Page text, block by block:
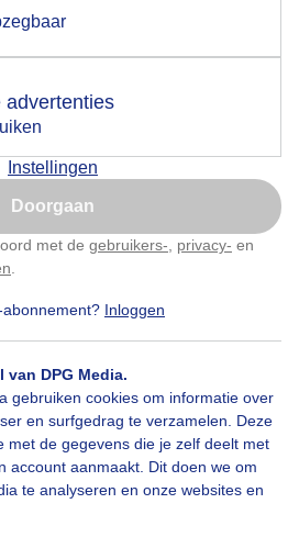
advertenties
Instellingen
Doorgaan
met de gebruikers- privacy- en
Inloggen
DPG Media.
gebruiken cookies om informatie over
en surfgedrag te verzamelen. Deze
met de gegevens die je zelf deelt met
account aanmaakt. Dit doen we om
te analyseren en onze websites en
Meer
Gemaakt: 21-08-2025, 44x bekeken
toon de popup
misschien later
om dit aan te passen